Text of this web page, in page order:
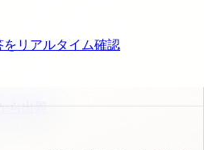
リアルタイム確認
ら出題